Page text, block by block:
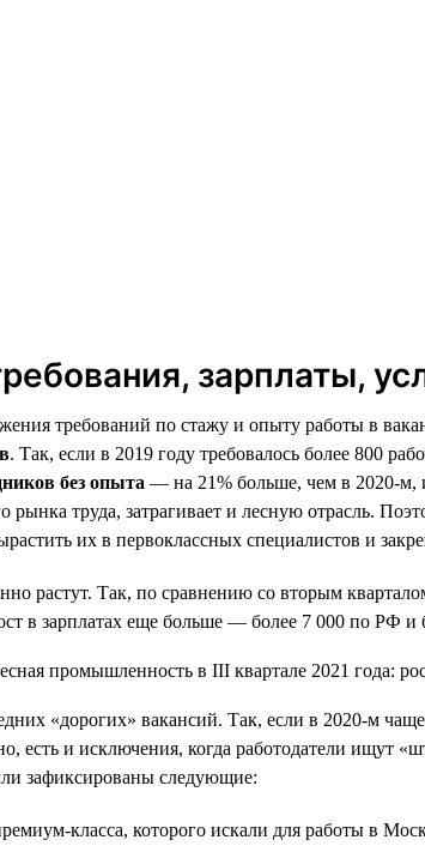
зарплаты,
требований по стажу и опыту работы в
. Так, если в 2019 году требовалось более 800
без опыта — на 21% больше, чем в 2020-м,
рынка труда, затрагивает и лесную отрасль.
их в первоклассных специалистов и
растут. Так, по сравнению со вторым
в зарплатах еще больше — более 7 000 по РФ и
«дорогих» вакансий. Так, если в 2020-м
есть и исключения, когда работодатели ищут
зафиксированы следующие:
класса, которого искали для работы в